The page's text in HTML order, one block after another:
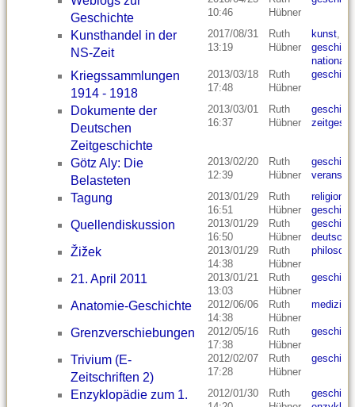
Geschichte
10:46
Hübner
Kunsthandel in der
NS-Zeit
2017/08/31
13:19
Ruth
Hübner
kunst,
Kriegssammlungen
1914 - 1918
2013/03/18
17:48
Ruth
Hübner
Dokumente der
Deutschen
Zeitgeschichte
2013/03/01
16:37
Ruth
Hübner
Götz Aly: Die
Belasteten
2013/02/20
12:39
Ruth
Hübner
Tagung
2013/01/29
16:51
Ruth
Hübner
religion
Quellendiskussion
2013/01/29
16:50
Ruth
Hübner
Žižek
2013/01/29
14:38
Ruth
Hübner
21. April 2011
2013/01/21
13:03
Ruth
Hübner
Anatomie-Geschichte
2012/06/06
14:38
Ruth
Hübner
medizin
Grenzverschiebungen
2012/05/16
17:38
Ruth
Hübner
Trivium (E-
Zeitschriften 2)
2012/02/07
17:28
Ruth
Hübner
Enzyklopädie zum 1.
2012/01/30
Ruth